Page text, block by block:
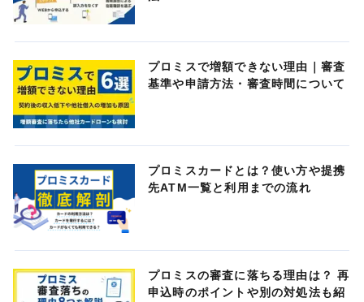
プロミスで増額できない理由｜審査
基準や申請方法・審査時間について
プロミスカードとは？使い方や提携
先ATM一覧と利用までの流れ
プロミスの審査に落ちる理由は？ 再
申込時のポイントや別の対処法も紹